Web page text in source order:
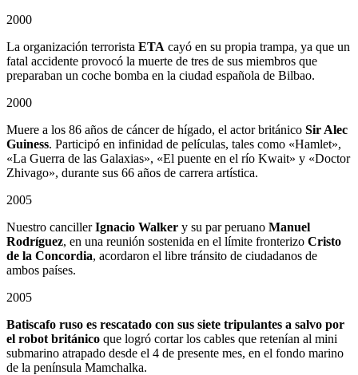
2000
La organización terrorista ETA cayó en su propia trampa, ya que un
fatal accidente provocó la muerte de tres de sus miembros que
preparaban un coche bomba en la ciudad española de Bilbao.
2000
Muere a los 86 años de cáncer de hígado, el actor británico Sir Alec
Guiness. Participó en infinidad de películas, tales como «Hamlet»,
«La Guerra de las Galaxias», «El puente en el río Kwait» y «Doctor
Zhivago», durante sus 66 años de carrera artística.
2005
Nuestro cancillerIgnacio Walker y su par peruano Manuel
Rodríguez, en una reunión sostenida en el límite fronterizo Cristo
de la Concordia, acordaron el libre tránsito de ciudadanos de
ambos países.
2005
Batiscafo ruso es rescatado con sus siete tripulantes a salvo por
el robot británico que logró cortar los cables que retenían al mini
submarino atrapado desde el 4 de presente mes, en el fondo marino
de la península Mamchalka.